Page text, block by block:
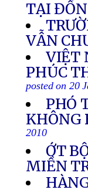
TẠI
VẪN
VIỆT
PHÚC
posted on 20
PHÓ
KHÔNG
2010
ỚT
MIỀN